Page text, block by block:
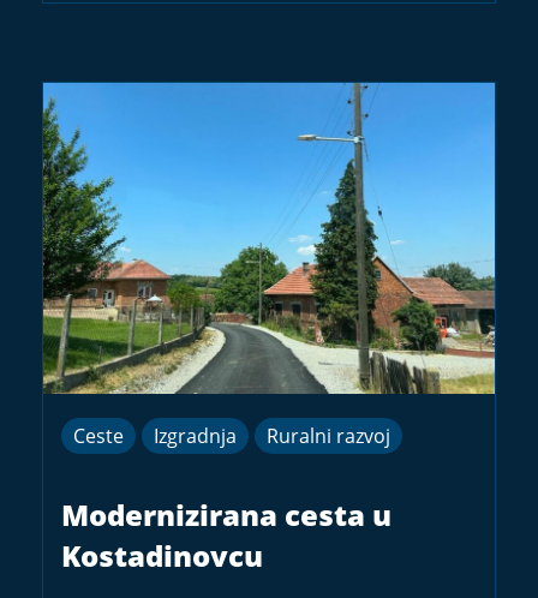
Ceste Izgradnja Ruralni razvoj
Modernizirana cesta u
Kostadinovcu